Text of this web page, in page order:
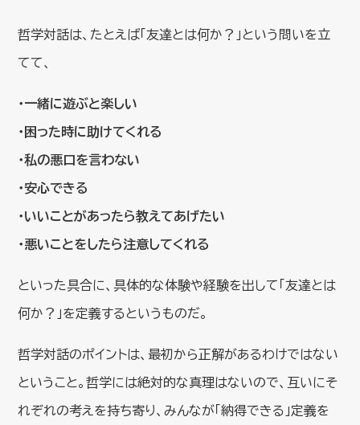
哲学対話は、たとえば「友達とは何か？」という問いを立
てて、
・一緒に遊ぶと楽しい
・困った時に助けてくれる
・私の悪口を言わない
・安心できる
・いいことがあったら教えてあげたい
・悪いことをしたら注意してくれる
といった具合に、具体的な体験や経験を出して「友達とは
何か？」を定義するというものだ。
哲学対話のポイントは、最初から正解があるわけではない
ということ。哲学には絶対的な真理はないので、互いにそ
れぞれの考えを持ち寄り、みんなが「納得できる」定義を